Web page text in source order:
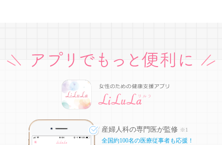
産婦人科の専門医が監修 ※1
全国約100名の医療従事者も応援！